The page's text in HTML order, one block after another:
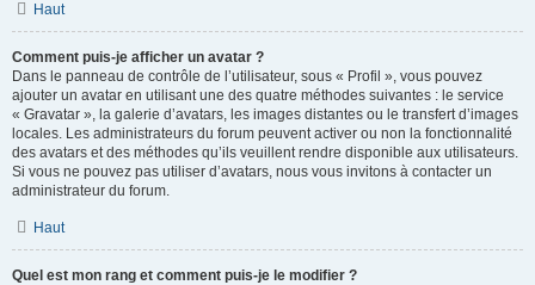
Haut
Comment puis-je afficher un avatar ?
Dans le panneau de contrôle de l’utilisateur, sous « Profil », vous pouvez
ajouter un avatar en utilisant une des quatre méthodes suivantes : le service
« Gravatar », la galerie d’avatars, les images distantes ou le transfert d’images
locales. Les administrateurs du forum peuvent activer ou non la fonctionnalité
des avatars et des méthodes qu’ils veuillent rendre disponible aux utilisateurs.
Si vous ne pouvez pas utiliser d’avatars, nous vous invitons à contacter un
administrateur du forum.
Haut
Quel est mon rang et comment puis-je le modifier ?